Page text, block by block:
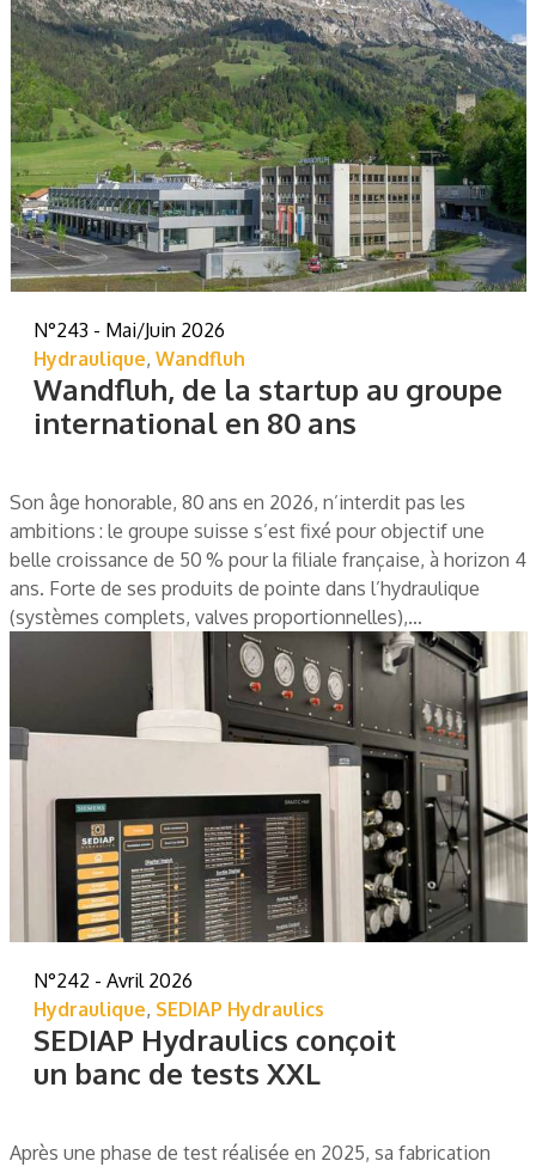
N°243 - Mai/Juin 2026
Hydraulique, Wandfluh
Wandfluh, de la startup au groupe
international en 80 ans
Son âge honorable, 80 ans en 2026, n’interdit pas les
ambitions : le groupe suisse s’est fixé pour objectif une
belle croissance de 50 % pour la filiale française, à horizon 4
ans. Forte de ses produits de pointe dans l’hydraulique
(systèmes complets, valves proportionnelles),…
N°242 - Avril 2026
Hydraulique, SEDIAP Hydraulics
SEDIAP Hydraulics conçoit
un banc de tests XXL
Après une phase de test réalisée en 2025, sa fabrication